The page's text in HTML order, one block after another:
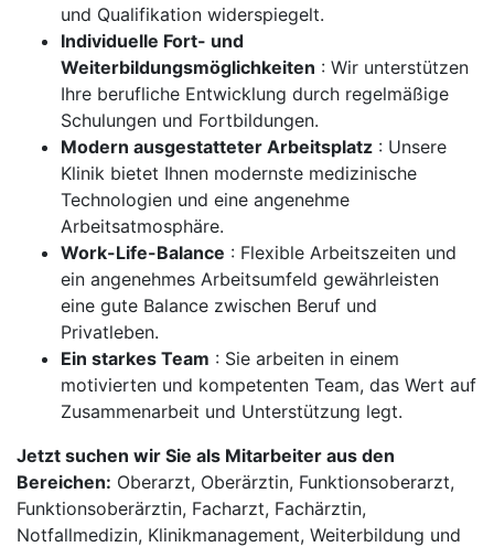
und Qualifikation widerspiegelt.
Individuelle Fort- und
Weiterbildungsmöglichkeiten : Wir unterstützen
Ihre berufliche Entwicklung durch regelmäßige
Schulungen und Fortbildungen.
Modern ausgestatteter Arbeitsplatz : Unsere
Klinik bietet Ihnen modernste medizinische
Technologien und eine angenehme
Arbeitsatmosphäre.
Work-Life-Balance : Flexible Arbeitszeiten und
ein angenehmes Arbeitsumfeld gewährleisten
eine gute Balance zwischen Beruf und
Privatleben.
Ein starkes Team : Sie arbeiten in einem
motivierten und kompetenten Team, das Wert auf
Zusammenarbeit und Unterstützung legt.
Jetzt suchen wir Sie als Mitarbeiter aus den
Bereichen: Oberarzt, Oberärztin, Funktionsoberarzt,
Funktionsoberärztin, Facharzt, Fachärztin,
Notfallmedizin, Klinikmanagement, Weiterbildung und